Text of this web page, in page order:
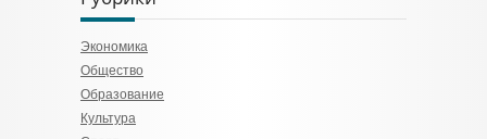
Экономика
Общество
Образование
Культура